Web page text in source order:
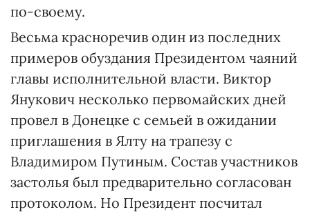
по-своему.
Весьма красноречив один из последних
примеров обуздания Президентом чаяний
главы исполнительной власти. Виктор
Янукович несколько первомайских дней
провел в Донецке с семьей в ожидании
приглашения в Ялту на трапезу с
Владимиром Путиным. Состав участников
застолья был предварительно согласован
протоколом. Но Президент посчитал